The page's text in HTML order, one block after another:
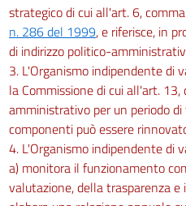
strategico di cui all'art. 6,
n. 286 del 1999, e riferisce, in
di indirizzo politico-
3. L'Organismo indipendente di
la Commissione di cui all'art.
amministrativo per un periodo
componenti può essere
4. L'Organismo indipendente di
a) monitora il funzionamento
valutazione, della trasparenza